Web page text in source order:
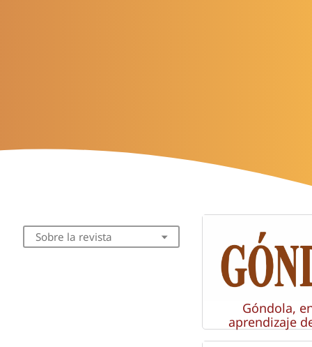
Sobre la revista
Góndola,
aprendizaje